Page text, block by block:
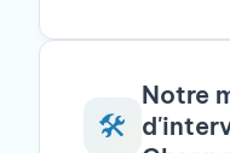
🛠️
Notre